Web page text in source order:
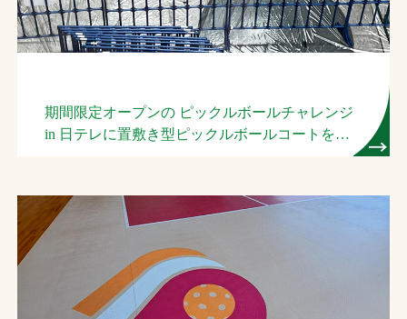
期間限定オープンの ピックルボールチャレンジ
in 日テレに置敷き型ピックルボールコートを設